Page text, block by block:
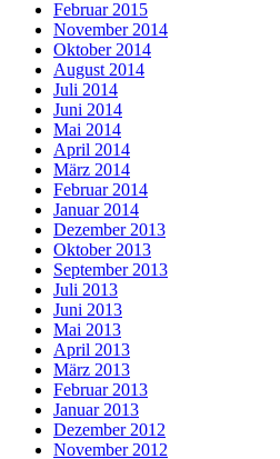
Februar 2015
November 2014
Oktober 2014
August 2014
Juli 2014
Juni 2014
Mai 2014
April 2014
März 2014
Februar 2014
Januar 2014
Dezember 2013
Oktober 2013
September 2013
Juli 2013
Juni 2013
Mai 2013
April 2013
März 2013
Februar 2013
Januar 2013
Dezember 2012
November 2012